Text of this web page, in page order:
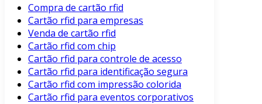
Compra de cartão rfid
Cartão rfid para empresas
Venda de cartão rfid
Cartão rfid com chip
Cartão rfid para controle de acesso
Cartão rfid para identificação segura
Cartão rfid com impressão colorida
Cartão rfid para eventos corporativos